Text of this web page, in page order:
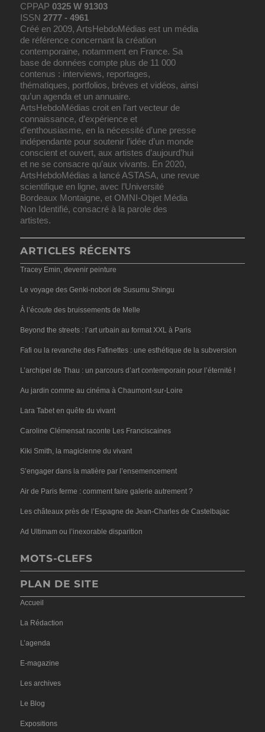
CPPAP0325 W 91303
ISSN2777 - 4961
Créé en 2009, ArtsHebdoMédias est un média
de référence concernant la création
contemporaine, notamment en France. Sa
base de données compte plus de 11 000
contenus : interviews, reportages,
thématiques, portfolios, brèves et vidéos, ainsi
qu’un agenda et un annuaire.
ArtsHebdoMédias croit en l’art vecteur de
connaissance, d’expérience et
d’enthousiasme, en la nécessité d’une presse
indépendante pour soutenir l’idée d’un monde
conscient et ouvert, aux artistes d’aujourd’hui
et ne se consacre qu’aux vivants. En 2020,
ArtsHebdoMédias a lancé ASTASA, une revue
scientifique en ligne, avec l’Université
Bordeaux Montaigne, et OMNI-Objet Média
Non Identifié, consacré à la parole des
artistes.
ARTICLES RÉCENTS
Tracey Emin, devenir peinture
Le voyage des Genki-nobori de Susumu Shingu
À l’écoute des bruissements de Melle
Beyond the streets : l’art urbain au format XXL à Paris
Fafi ou la revanche des Fafinettes : une esthétique de la subversion
L’archipel de Thau : un parcours d’art contemporain pour l’éternité !
Au jardin comme au cinéma à Chaumont-sur-Loire
Lara Tabet en quête du vivant
Caroline Clémensat raconte Les Franciscaines
Kiki Smith, la magicienne du vivant
S’engager dans la matière par l’ensemencement
Air de Paris ferme : comment faire galerie autrement ?
Les châteaux près de l’Espagne de Jean-Charles de Castelbajac
Ad Ultimam ou l’inexorable disparition
MOTS-CLEFS
PLAN DE SITE
Accueil
La Rédaction
L’agenda
E-magazine
Les archives
Le Blog
Expositions